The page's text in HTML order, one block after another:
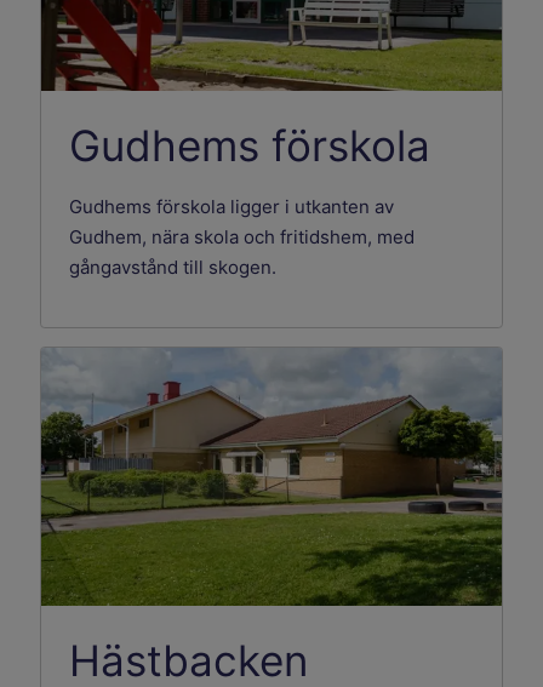
Gudhems förskola
Gudhems förskola ligger i utkanten av
Gudhem, nära skola och fritidshem, med
gångavstånd till skogen.
Hästbacken